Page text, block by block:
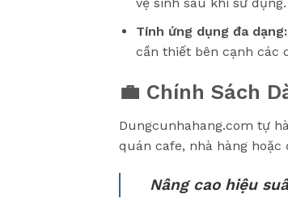
Tính ứng dụng đa dạng:
cần thiết bên cạnh các
💼 Chính Sách
Dungcunhahang.com tự
quán cafe, nhà hàng
Nâng cao hiệu